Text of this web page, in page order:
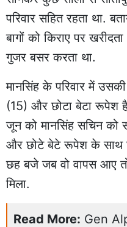
परिवार सहित रहता था.
बागों को किराए पर
गुजर बसर करता था.
मानसिंह के परिवार में
(15) और छोटा बेटा रूपेश
जून को मानसिंह सचिन को
और छोटे बेटे रूपेश के साथ
छह बजे जब वो वापस आए
मिला.
Read More: Gen